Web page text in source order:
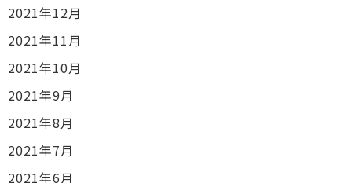
2021年12月
2021年11月
2021年10月
2021年9月
2021年8月
2021年7月
2021年6月